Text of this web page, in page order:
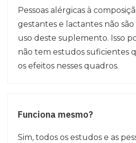
Pessoas alérgicas à
gestantes e lactantes não são
uso deste suplemento. Isso
não tem estudos suficientes
os efeitos nesses quadros.
Funciona mesmo?
Sim, todos os estudos e as